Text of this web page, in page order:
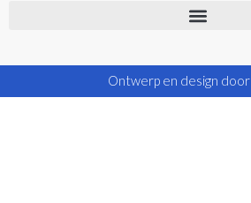
Ontwerp en design door